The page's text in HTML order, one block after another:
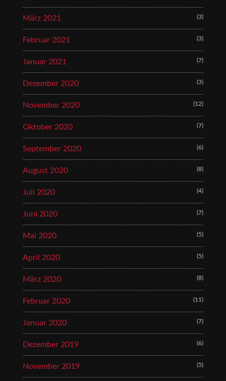
März 2021 (3)
Februar 2021 (3)
Januar 2021 (7)
Dezember 2020 (3)
November 2020 (12)
Oktober 2020 (7)
September 2020 (6)
August 2020 (8)
Juli 2020 (4)
Juni 2020 (7)
Mai 2020 (5)
April 2020 (5)
März 2020 (8)
Februar 2020 (11)
Januar 2020 (7)
Dezember 2019 (6)
November 2019 (5)